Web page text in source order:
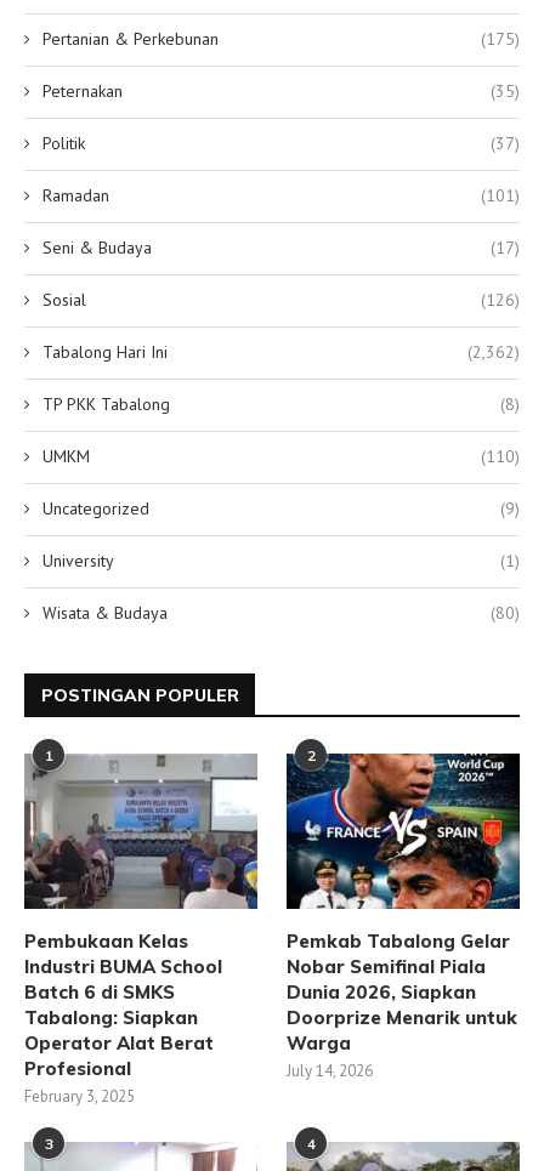
Pertanian & Perkebunan (175)
Peternakan (35)
Politik (37)
Ramadan (101)
Seni & Budaya (17)
Sosial (126)
Tabalong Hari Ini (2,362)
TP PKK Tabalong (8)
UMKM (110)
Uncategorized (9)
University (1)
Wisata & Budaya (80)
POSTINGAN POPULER
1
Pembukaan Kelas
Industri BUMA School
Batch 6 di SMKS
Tabalong: Siapkan
Operator Alat Berat
Profesional
February 3, 2025
2
Pemkab Tabalong Gelar
Nobar Semifinal Piala
Dunia 2026, Siapkan
Doorprize Menarik untuk
Warga
July 14, 2026
3 4